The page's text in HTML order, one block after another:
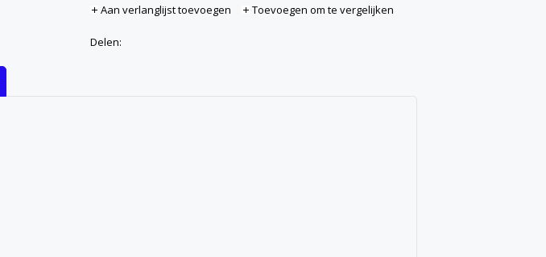
Aan verlanglijst toevoegen Toevoegen om te vergelijken
Delen: